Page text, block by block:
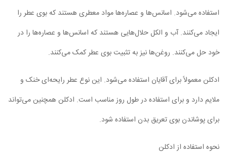
استفاده می‌شود. اسانس‌ها و عصاره‌ها مواد معطری هستند که بوی عطر را
ایجاد می‌کنند. آب و الکل حلال‌هایی هستند که اسانس‌ها و عصاره‌ها را در
خود حل می‌کنند. روغن‌ها نیز به تثبیت بوی عطر کمک می‌کنند.
ادکلن معمولاً برای آقایان استفاده می‌شود. این نوع عطر رایحه‌ای خنک و
ملایم دارد و برای استفاده در طول روز مناسب است. ادکلن همچنین می‌تواند
برای پوشاندن بوی تعریق بدن استفاده شود.
نحوه استفاده از ادکلن